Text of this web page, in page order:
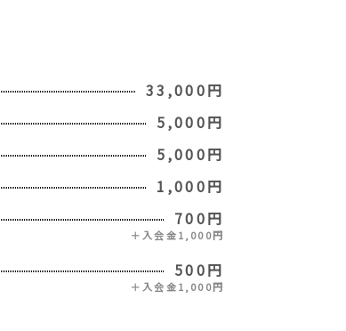
33,000円
5,000円
5,000円
1,000円
700円
＋入会金1,000円
500円
＋入会金1,000円